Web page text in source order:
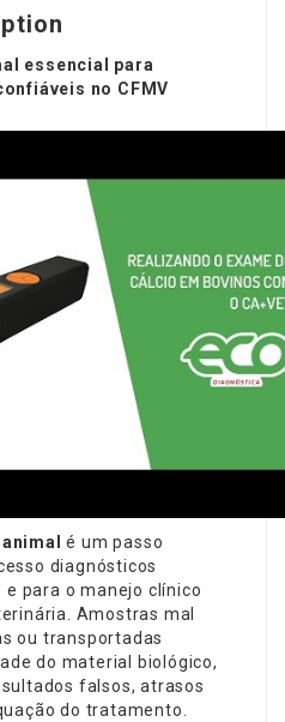
essencial para
no CFMV
é um passo
diagnósticos
para o manejo clínico
Amostras mal
ou transportadas
do material biológico,
falsos, atrasos
do tratamento.